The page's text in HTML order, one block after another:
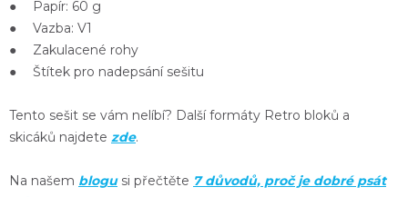
● Papír: 60 g
● Vazba: V1
● Zakulacené rohy
● Štítek pro nadepsání sešitu
Tento sešit se vám nelíbí? Další formáty Retro bloků a
skicáků najdete zde.
Na našem blogusi přečtěte 7 důvodů, proč je dobré psát